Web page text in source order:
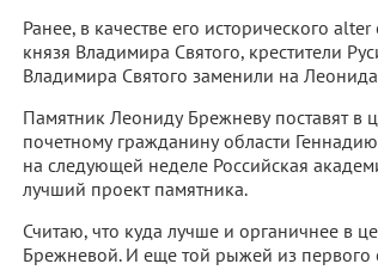
Ранее, в качестве его исторического
князя Владимира Святого, крестители
Владимира Святого заменили на
Памятник Леониду Брежневу поставят в
почетному гражданину области
на следующей неделе Российская
лучший проект памятника.
Считаю, что куда лучше и органичнее в
Брежневой. И еще той рыжей из первого